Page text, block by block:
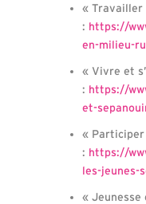
«
: https://
en-milieu-
« Vivre et
: https://
et-
« Participer
: https://
les-
«